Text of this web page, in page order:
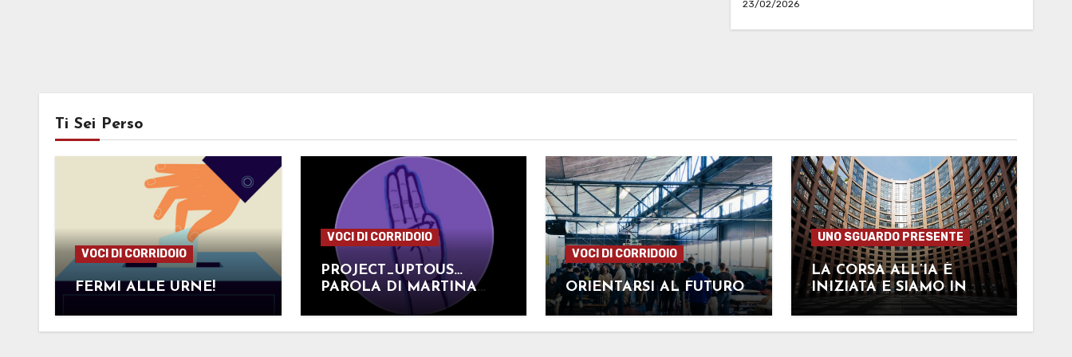
23/02/2026
Ti Sei Perso
VOCI DI CORRIDOIO
FERMI ALLE URNE!
VOCI DI CORRIDOIO
PROJECT_UPTOUS…
PAROLA DI MARTINA
BONALI
VOCI DI CORRIDOIO
ORIENTARSI AL FUTURO
UNO SGUARDO PRESENTE
LA CORSA ALL’IA È
INIZIATA E SIAMO IN
RITARDO